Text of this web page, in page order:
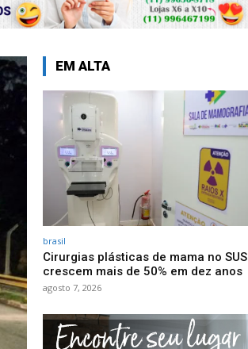
EM ALTA
brasil
Cirurgias plásticas de mama no SUS
crescem mais de 50% em dez anos
agosto 7, 2026